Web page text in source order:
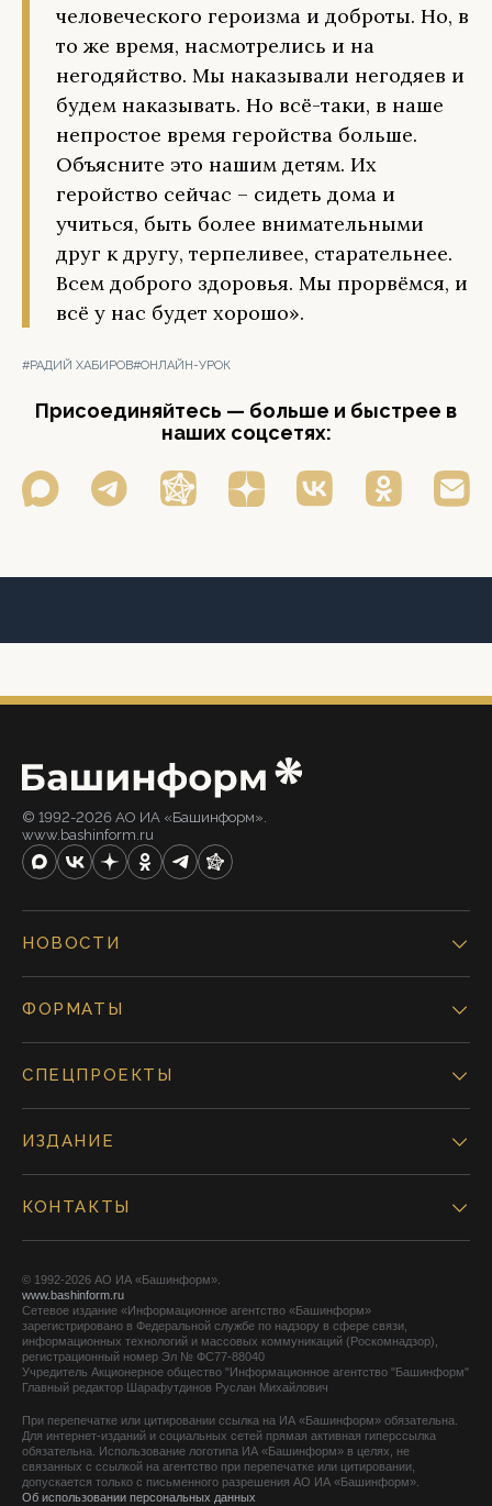
человеческого героизма и доброты. Но, в
то же время, насмотрелись и на
негодяйство. Мы наказывали негодяев и
будем наказывать. Но всё-таки, в наше
непростое время геройства больше.
Объясните это нашим детям. Их
геройство сейчас – сидеть дома и
учиться, быть более внимательными
друг к другу, терпеливее, старательнее.
Всем доброго здоровья. Мы прорвёмся, и
всё у нас будет хорошо».
#РАДИЙ ХАБИРОВ#ОНЛАЙН-УРОК
Присоединяйтесь — больше и быстрее в
наших соцсетях:
© 1992-2026 АО ИА «Башинформ».
www.bashinform.ru
НОВОСТИ
ФОРМАТЫ
СПЕЦПРОЕКТЫ
ИЗДАНИЕ
КОНТАКТЫ
© 1992-2026 АО ИА «Башинформ».
www.bashinform.ru
Сетевое издание «Информационное агентство «Башинформ»
зарегистрировано в Федеральной службе по надзору в сфере связи,
информационных технологий и массовых коммуникаций (Роскомнадзор),
регистрационный номер Эл № ФС77-88040
Учредитель Акционерное общество "Информационное агентство "Башинформ"
Главный редактор Шарафутдинов Руслан Михайлович
При перепечатке или цитировании ссылка на ИА «Башинформ» обязательна.
Для интернет-изданий и социальных сетей прямая активная гиперссылка
обязательна. Использование логотипа ИА «Башинформ» в целях, не
связанных с ссылкой на агентство при перепечатке или цитировании,
допускается только с письменного разрешения АО ИА «Башинформ».
Об использовании персональных данных